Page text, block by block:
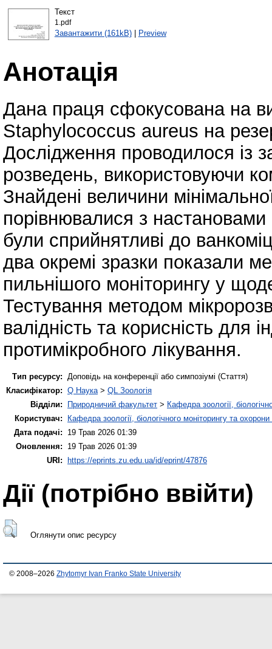
Текст
1.pdf
Завантажити (161kB)| Preview
Анотація
Дана праця сфокусована на
Staphylococcus aureus на
Дослідження проводилося із
розведень, використовуючи
Знайдені величини
порівнювалися з настановами
були сприйнятливі до
два окремі зразки показали
пильнішого моніторингу у
Тестування методом
валідність та корисність для
протимікробного лікування.
Тип ресурсу:
Доповідь на конференції або симпозіумі (Стаття)
Класифікатор: Q Наука > QL Зоологія
Відділи:
Природничий факультет > Кафедра зоології,
Користувач:
Кафедра зоології, біологічного моніторингу та
Дата подачі:
19 Трав 2026 01:39
Оновлення:
19 Трав 2026 01:39
URI: https://eprints.zu.edu.ua/id/eprint/47876
Дії ​​(потрібно ввійти)
Оглянути опис ресурсу
© 2008–2026 Zhytomyr Ivan Franko State University